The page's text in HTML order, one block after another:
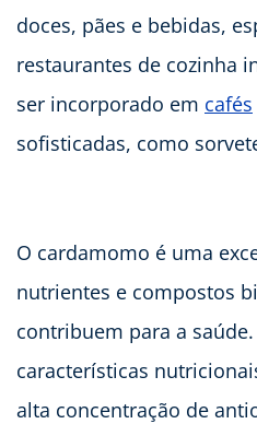
doces, pães e bebidas,
restaurantes de cozinha
ser incorporado em cafés
sofisticadas, como
O cardamomo é uma
nutrientes e compostos
contribuem para a
características
alta concentração de